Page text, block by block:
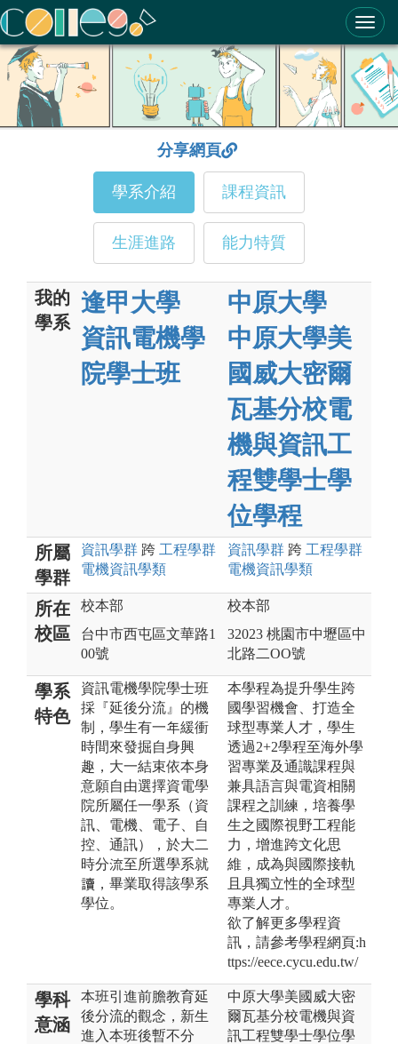
ColleGo! 大學選才與高中育才輔助系統
分享網頁
學系介紹 課程資訊
生涯進路 能力特質
我的
學系
逢甲大學
資訊電機學
院學士班
中原大學
中原大學美
國威大密爾
瓦基分校電
機與資訊工
程雙學士學
位學程
所屬
學群
資訊學群 跨 工程學群
電機資訊學類
資訊學群 跨 工程學群
電機資訊學類
所在
校區
校本部
台中市西屯區文華路1
00號
校本部
32023 桃園市中壢區中
北路二OO號
學系
特色
資訊電機學院學士班
採『延後分流』的機
制，學生有一年緩衝
時間來發掘自身興
趣，大一結束依本身
意願自由選擇資電學
院所屬任一學系（資
訊、電機、電子、自
控、通訊），於大二
時分流至所選學系就
讀，畢業取得該學系
學位。
本學程為提升學生跨
國學習機會、打造全
球型專業人才，學生
透過2+2學程至海外學
習專業及通識課程與
兼具語言與電資相關
課程之訓練，培養學
生之國際視野工程能
力，增進跨文化思
維，成為與國際接軌
且具獨立性的全球型
專業人才。
欲了解更多學程資
訊，請參考學程網頁:h
ttps://eece.cycu.edu.tw/
學科
意涵
本班引進前膽教育延
後分流的觀念，新生
進入本班後暫不分
中原大學美國威大密
爾瓦基分校電機與資
訊工程雙學士學位學